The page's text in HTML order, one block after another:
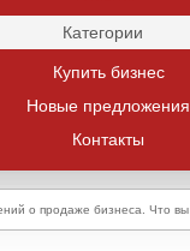
Категории
Купить бизнес
Новые предложения
Контакты